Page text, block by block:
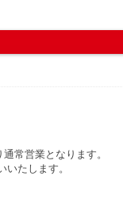
常営業となります。
たします。